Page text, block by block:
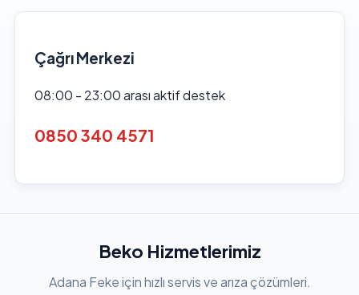
Çağrı Merkezi
08:00 - 23:00 arası aktif destek
0850 340 4571
Beko Hizmetlerimiz
Adana Feke için hızlı servis ve arıza çözümleri.